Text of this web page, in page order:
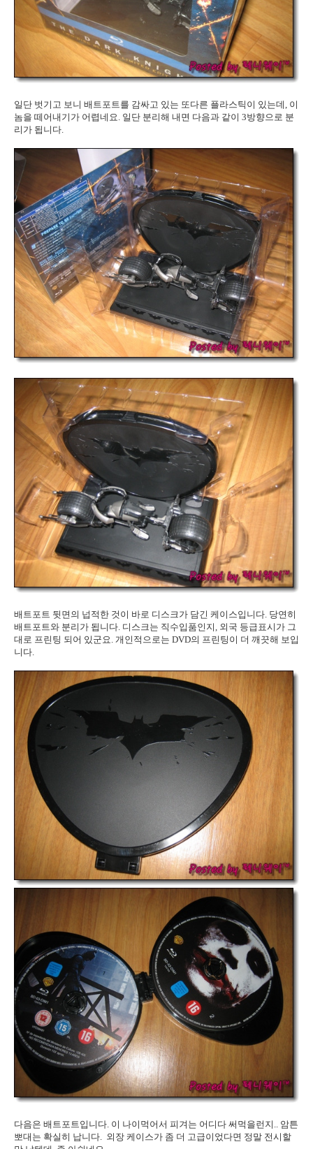
일단 벗기고 보니 배트포트를 감싸고 있는 또다른 플라스틱이 있는데, 이
놈을 떼어내기가 어렵네요. 일단 분리해 내면 다음과 같이 3방향으로 분
리가 됩니다.
배트포트 뒷면의 넙적한 것이 바로 디스크가 담긴 케이스입니다. 당연히
배트포트와 분리가 됩니다. 디스크는 직수입품인지, 외국 등급표시가 그
대로 프린팅 되어 있군요. 개인적으로는 DVD의 프린팅이 더 깨끗해 보입
니다.
다음은 배트포트입니다. 이 나이먹어서 피겨는 어디다 써먹을런지.. 암튼
뽀대는 확실히 납니다. 외장 케이스가 좀 더 고급이었다면 정말 전시할